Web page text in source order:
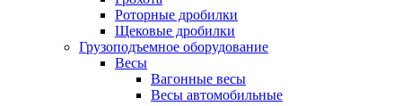
Роторные дробилки
Щековые дробилки
Грузоподъемное оборудование
Весы
Вагонные весы
Весы автомобильные